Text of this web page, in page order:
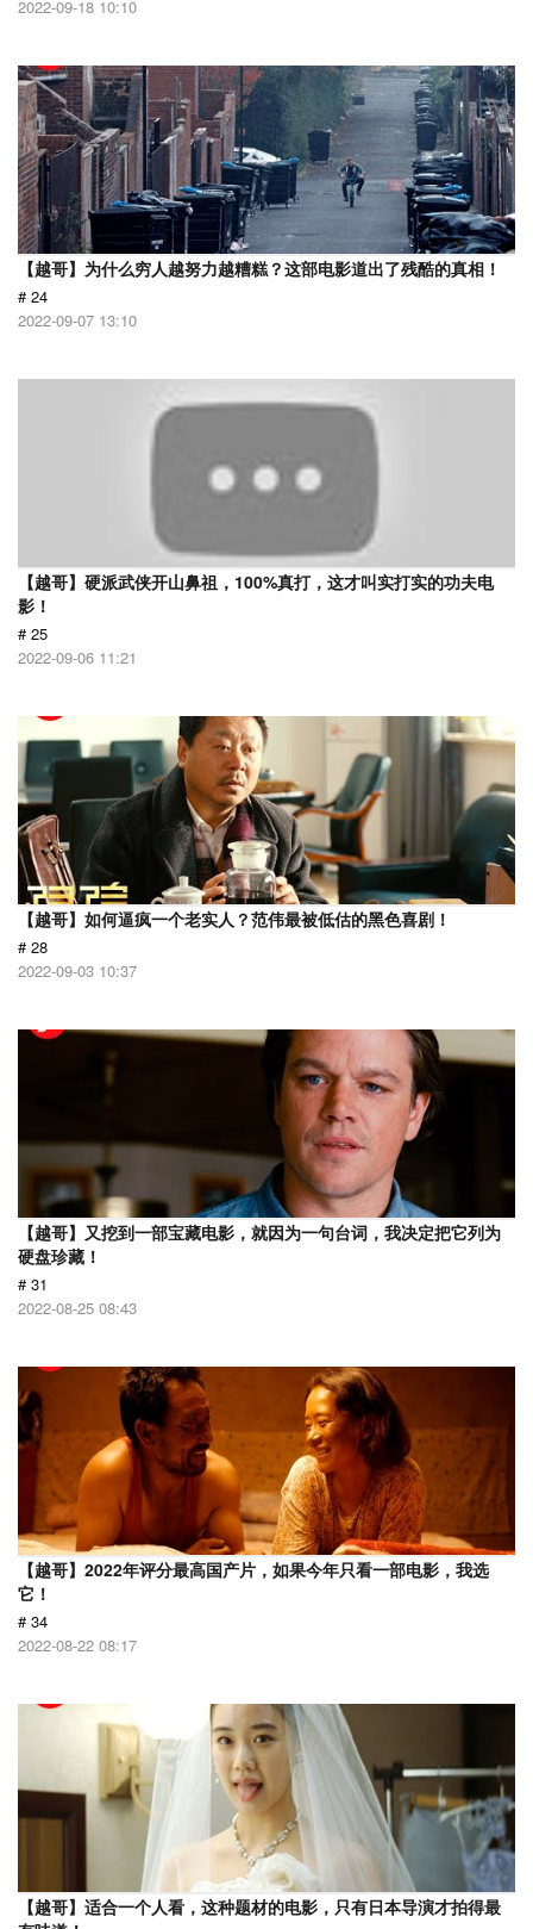
2022-09-18 10:10
【越哥】为什么穷人越努力越糟糕？这部电影道出了残酷的真相！
# 24
2022-09-07 13:10
【越哥】硬派武侠开山鼻祖，100%真打，这才叫实打实的功夫电
影！
# 25
2022-09-06 11:21
【越哥】如何逼疯一个老实人？范伟最被低估的黑色喜剧！
# 28
2022-09-03 10:37
【越哥】又挖到一部宝藏电影，就因为一句台词，我决定把它列为
硬盘珍藏！
# 31
2022-08-25 08:43
【越哥】2022年评分最高国产片，如果今年只看一部电影，我选
它！
# 34
2022-08-22 08:17
【越哥】适合一个人看，这种题材的电影，只有日本导演才拍得最